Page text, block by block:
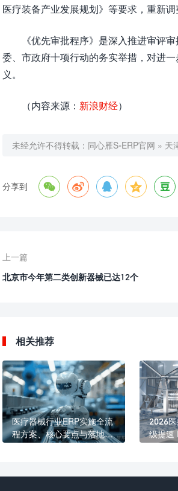
医疗装备产业发展规划》等要求，重新
《优先审批程序》是深入推进审评
委、市政府十项行动的务实举措，对进
义。
（内容来源： 新浪财经）
未经允许不得转载： 同心雁S-ERP官网 » 天
分享到     
上一篇
北京市今年第二类创新器械已达12个
相关推荐
医疗器械行业ERP实施全流
程方案、核心要点与落地价
2026
级提速